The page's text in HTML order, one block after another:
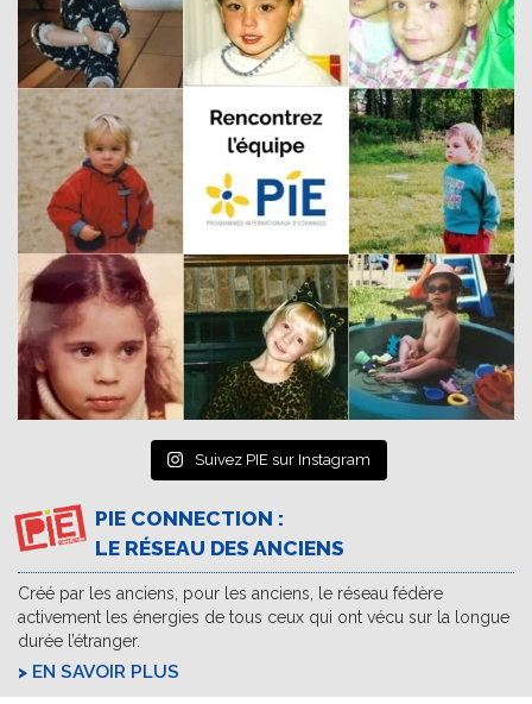
Suivez PIE sur Instagram
PIE CONNECTION :
LE RÉSEAU DES ANCIENS
Créé par les anciens, pour les anciens, le réseau fédère
activement les énergies de tous ceux qui ont vécu sur la longue
durée l’étranger.
EN SAVOIR PLUS